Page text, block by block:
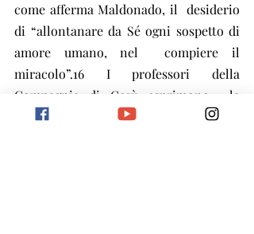
come afferma Maldonado, il  desiderio
di “allontanare da Sé ogni sospetto di
amore umano, nel  compiere il
miracolo”.16 I professori della
Compagnia di Gesù esprimono  la
stessa opinione: “Gesù non nega il